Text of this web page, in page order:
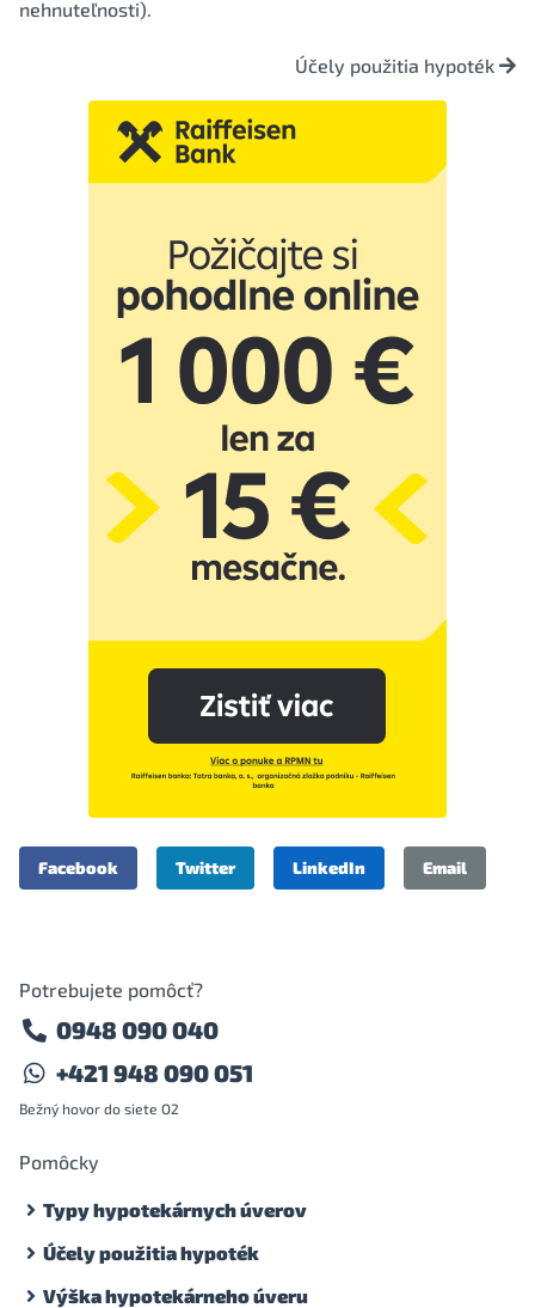
nehnuteľnosti).
Účely použitia hypoték
Facebook Twitter LinkedIn Email
Potrebujete pomôcť?
0948 090 040
+421 948 090 051
Bežný hovor do siete O2
Pomôcky
Typy hypotekárnych úverov
Účely použitia hypoték
Výška hypotekárneho úveru